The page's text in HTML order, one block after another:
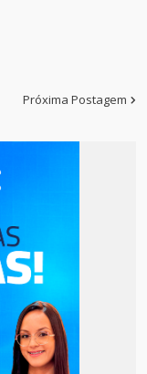
Próxima Postagem